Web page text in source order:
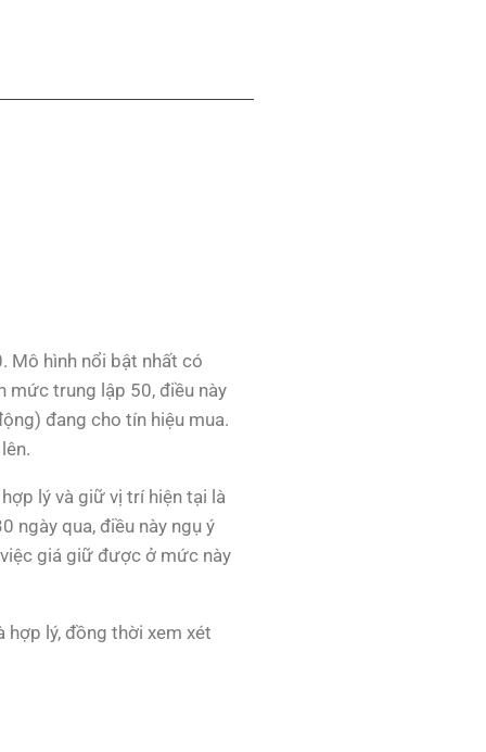
Mô hình nổi bật nhất có
mức trung lập 50, điều này
đang cho tín hiệu mua.
lý và giữ vị trí hiện tại là
ngày qua, điều này ngụ ý
giá giữ được ở mức này
hợp lý, đồng thời xem xét